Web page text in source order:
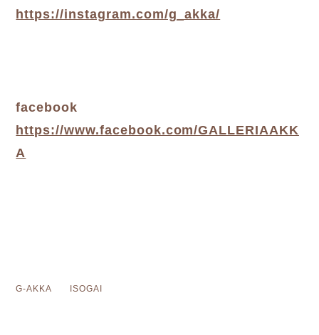
https://instagram.com/g_akka/
facebook
https://www.facebook.com/GALLERIAAKK
A
G-AKKA ISOGAI